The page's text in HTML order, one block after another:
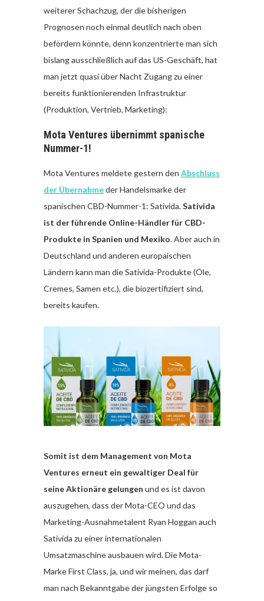
weiterer Schachzug, der die bisherigen
Prognosen noch einmal deutlich nach oben
befördern könnte, denn konzentrierte man sich
bislang ausschließlich auf das US-Geschäft, hat
man jetzt quasi über Nacht Zugang zu einer
bereits funktionierenden Infrastruktur
(Produktion, Vertrieb, Marketing):
Mota Ventures übernimmt spanische
Nummer-1!
Mota Ventures meldete gestern den Abschluss
der Übernahmeder Handelsmarke der
spanischen CBD-Nummer-1: Sativida.Sativida
ist der führende Online-Händler für CBD-
Produkte in Spanien und Mexiko. Aber auch in
Deutschland und anderen europäischen
Ländern kann man die Sativida-Produkte (Öle,
Cremes, Samen etc.), die biozertifiziert sind,
bereits kaufen.
Somit ist dem Management von Mota
Ventures erneut ein gewaltiger Deal für
seine Aktionäre gelungen und es ist davon
auszugehen, dass der Mota-CEO und das
Marketing-Ausnahmetalent Ryan Hoggan auch
Sativida zu einer internationalen
Umsatzmaschine ausbauen wird. Die Mota-
Marke First Class, ja, und wir meinen, das darf
man nach Bekanntgabe der jüngsten Erfolge so